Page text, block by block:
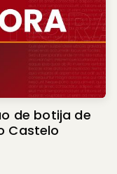
de botija de
Castelo